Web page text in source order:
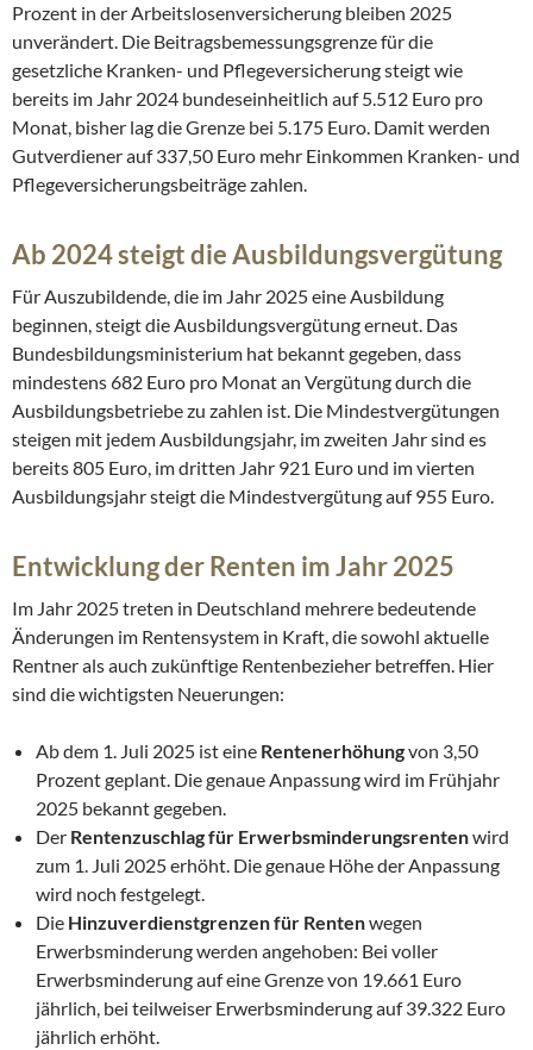
Prozent in der Arbeitslosenversicherung bleiben 2025
unverändert. Die Beitragsbemessungsgrenze für die
gesetzliche Kranken- und Pflegeversicherung steigt wie
bereits im Jahr 2024 bundeseinheitlich auf 5.512 Euro pro
Monat, bisher lag die Grenze bei 5.175 Euro. Damit werden
Gutverdiener auf 337,50 Euro mehr Einkommen Kranken- und
Pflegeversicherungsbeiträge zahlen.
Ab 2024 steigt die Ausbildungsvergütung
Für Auszubildende, die im Jahr 2025 eine Ausbildung
beginnen, steigt die Ausbildungsvergütung erneut. Das
Bundesbildungsministerium hat bekannt gegeben, dass
mindestens 682 Euro pro Monat an Vergütung durch die
Ausbildungsbetriebe zu zahlen ist. Die Mindestvergütungen
steigen mit jedem Ausbildungsjahr, im zweiten Jahr sind es
bereits 805 Euro, im dritten Jahr 921 Euro und im vierten
Ausbildungsjahr steigt die Mindestvergütung auf 955 Euro.
Entwicklung der Renten im Jahr 2025
Im Jahr 2025 treten in Deutschland mehrere bedeutende
Änderungen im Rentensystem in Kraft, die sowohl aktuelle
Rentner als auch zukünftige Rentenbezieher betreffen. Hier
sind die wichtigsten Neuerungen:
Ab dem 1. Juli 2025 ist eine Rentenerhöhungvon 3,50
Prozent geplant. Die genaue Anpassung wird im Frühjahr
2025 bekannt gegeben.
Der Rentenzuschlag für Erwerbsminderungsrentenwird
zum 1. Juli 2025 erhöht. Die genaue Höhe der Anpassung
wird noch festgelegt.
Die Hinzuverdienstgrenzen für Rentenwegen
Erwerbsminderung werden angehoben: Bei voller
Erwerbsminderung auf eine Grenze von 19.661 Euro
jährlich, bei teilweiser Erwerbsminderung auf 39.322 Euro
jährlich erhöht.